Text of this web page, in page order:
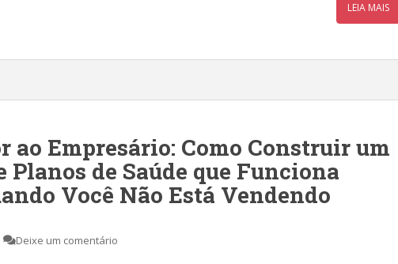
LEIA MAIS
ao Empresário: Como Construir um
Planos de Saúde que Funciona
Você Não Está Vendendo
Deixe um comentário